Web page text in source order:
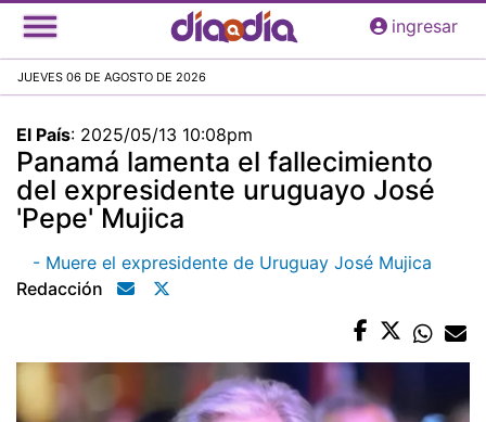
Pasar
al
principal
ingresar
JUEVES 06 DE AGOSTO DE 2026
El País: 2025/05/13 10:08pm
Panamá lamenta el fallecimiento
del expresidente uruguayo José
'Pepe' Mujica
- Muere el expresidente de Uruguay José Mujica
Redacción